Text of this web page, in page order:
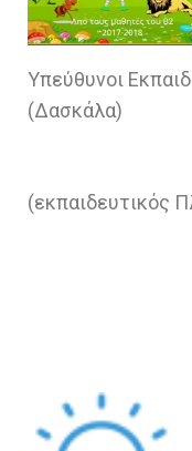
Υπεύθυνοι
(Δασκάλα)
(εκπαιδευτικός